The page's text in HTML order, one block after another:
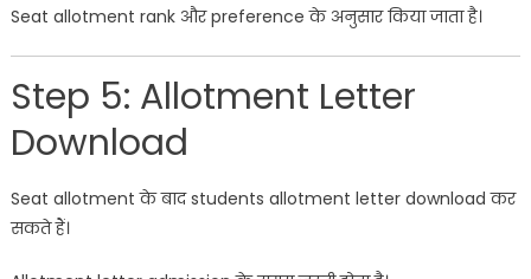
Seat allotment rank और preference के अनुसार किया जाता है।
Step 5: Allotment Letter
Download
Seat allotment के बाद students allotment letter download कर
सकते हैं।